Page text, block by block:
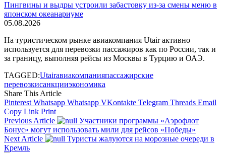
Пингвины и выдры устроили забастовку из-за смены меню в
японском океанариуме
05.08.2026
На туристическом рынке авиакомпания Utair активно
используется для перевозки пассажиров как по России, так и
за границу, выполняя рейсы из Москвы в Турцию и ОАЭ.
TAGGED:Utairавиакомпанияпассажирские
перевозкисанкцииэкономика
Share This Article
Pinterest Whatsapp Whatsapp VKontakte Telegram Threads Email
Copy Link Print
Previous Article
Участники программы «Аэрофлот
Бонус» могут использовать мили для рейсов «Победы»
Next Article
Туристы жалуются на морозные очереди в
Кремль